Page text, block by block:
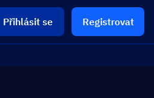
Přihlásit se Registrovat